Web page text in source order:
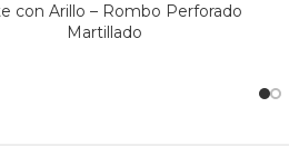
con Arillo – Rombo Perforado
Martillado